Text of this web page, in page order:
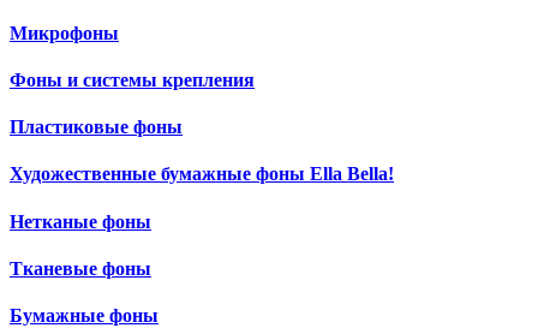
Микрофоны
Фоны и системы крепления
Пластиковые фоны
Художественные бумажные фоны Ella Bella!
Нетканые фоны
Тканевые фоны
Бумажные фоны